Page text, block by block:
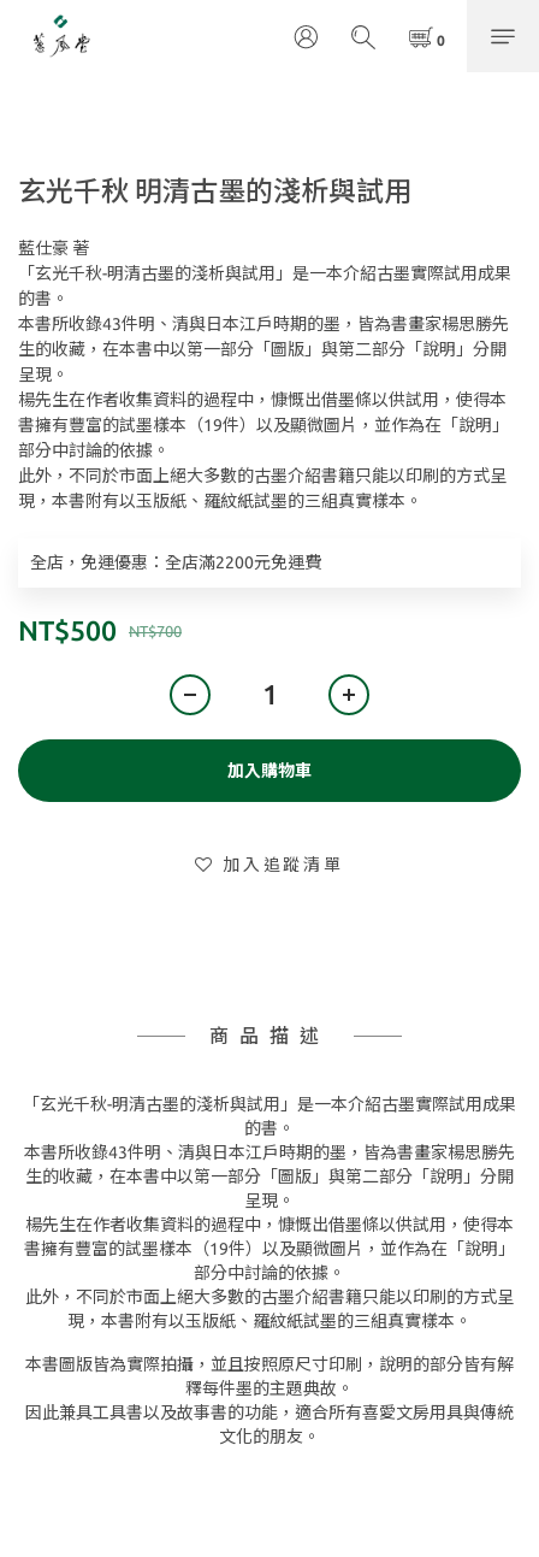
玄光千秋 明清古墨的淺析與試用
藍仕豪 著
「玄光千秋-明清古墨的淺析與試用」是一本介紹古墨實際試用成果
的書。
本書所收錄43件明、清與日本江戶時期的墨，皆為書畫家楊思勝先
生的收藏，在本書中以第一部分「圖版」與第二部分「說明」分開
呈現。
楊先生在作者收集資料的過程中，慷慨出借墨條以供試用，使得本
書擁有豐富的試墨樣本（19件）以及顯微圖片，並作為在「說明」
部分中討論的依據。
此外，不同於市面上絕大多數的古墨介紹書籍只能以印刷的方式呈
現，本書附有以玉版紙、羅紋紙試墨的三組真實樣本。
全店，免運優惠：全店滿2200元免運費
NT$700
NT$500
加入購物車
加入追蹤清單
商品描述
「玄光千秋-明清古墨的淺析與試用」是一本介紹古墨實際試用成果
的書。
本書所收錄43件明、清與日本江戶時期的墨，皆為書畫家楊思勝先
生的收藏，在本書中以第一部分「圖版」與第二部分「說明」分開
呈現。
楊先生在作者收集資料的過程中，慷慨出借墨條以供試用，使得本
書擁有豐富的試墨樣本（19件）以及顯微圖片，並作為在「說明」
部分中討論的依據。
此外，不同於市面上絕大多數的古墨介紹書籍只能以印刷的方式呈
現，本書附有以玉版紙、羅紋紙試墨的三組真實樣本。
本書圖版皆為實際拍攝，並且按照原尺寸印刷，說明的部分皆有解
釋每件墨的主題典故。
因此兼具工具書以及故事書的功能，適合所有喜愛文房用具與傳統
文化的朋友。